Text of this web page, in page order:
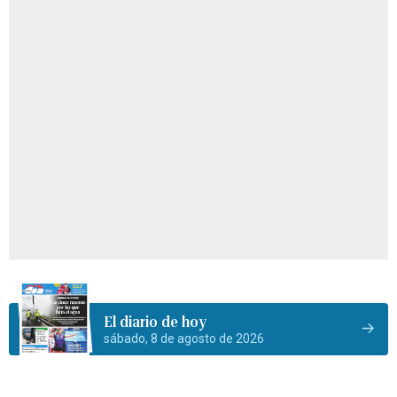
El diario de hoy
sábado, 8 de agosto de 2026